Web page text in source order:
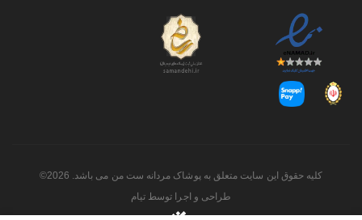
کلیه حقوق این سایت متعلق به پوشاک مردانه ست من می باشد. 2026©
طراحی و اجرا توسط تیام